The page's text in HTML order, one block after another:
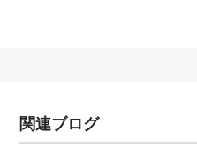
関連ブログ